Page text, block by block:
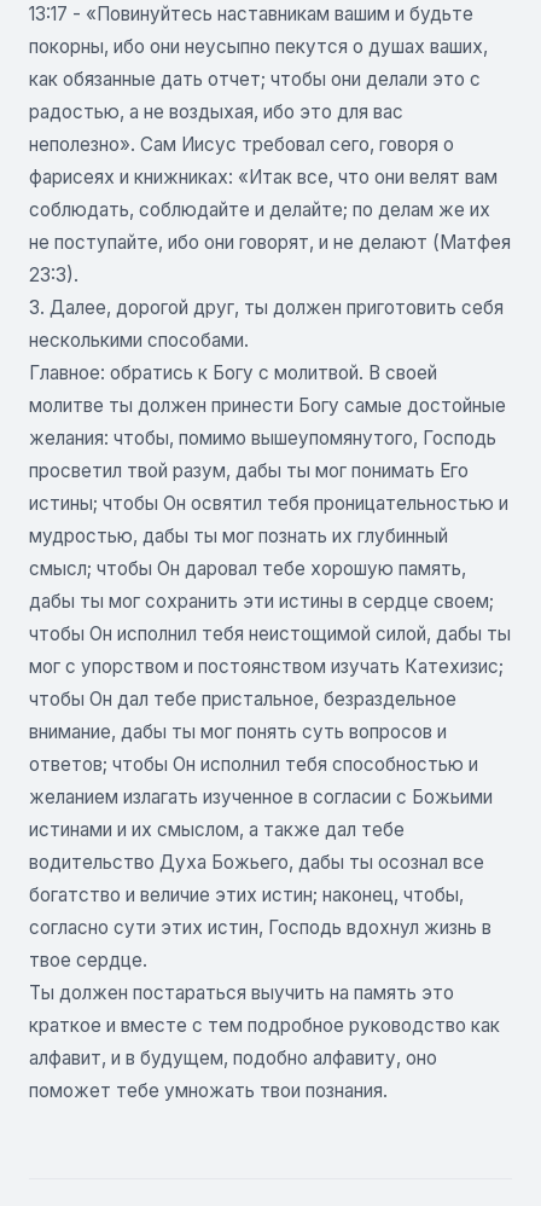
13:17 - «Повинуйтесь наставникам вашим и будьте
покорны, ибо они неусыпно пекутся о душах ваших,
как обязанные дать отчет; чтобы они делали это с
радостью, а не воздыхая, ибо это для вас
неполезно». Сам Иисус требовал сего, говоря о
фарисеях и книжниках: «Итак все, что они велят вам
соблюдать, соблюдайте и делайте; по делам же их
не поступайте, ибо они говорят, и не делают (Матфея
23:3).
3. Далее, дорогой друг, ты должен приготовить себя
несколькими способами.
Главное: обратись к Богу с молитвой. В своей
молитве ты должен принести Богу самые достойные
желания: чтобы, помимо вышеупомянутого, Господь
просветил твой разум, дабы ты мог понимать Его
истины; чтобы Он освятил тебя проницательностью и
мудростью, дабы ты мог познать их глубинный
смысл; чтобы Он даровал тебе хорошую память,
дабы ты мог сохранить эти истины в сердце своем;
чтобы Он исполнил тебя неистощимой силой, дабы ты
мог с упорством и постоянством изучать Катехизис;
чтобы Он дал тебе пристальное, безраздельное
внимание, дабы ты мог понять суть вопросов и
ответов; чтобы Он исполнил тебя способностью и
желанием излагать изученное в согласии с Божьими
истинами и их смыслом, а также дал тебе
водительство Духа Божьего, дабы ты осознал все
богатство и величие этих истин; наконец, чтобы,
согласно сути этих истин, Господь вдохнул жизнь в
твое сердце.
Ты должен постараться выучить на память это
краткое и вместе с тем подробное руководство как
алфавит, и в будущем, подобно алфавиту, оно
поможет тебе умножать твои познания.